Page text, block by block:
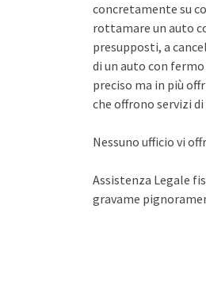
concretamente su
rottamare un auto
presupposti, a
di un auto con
preciso ma in più
che offrono servizi
Nessuno ufficio vi
Assistenza Legale
gravame